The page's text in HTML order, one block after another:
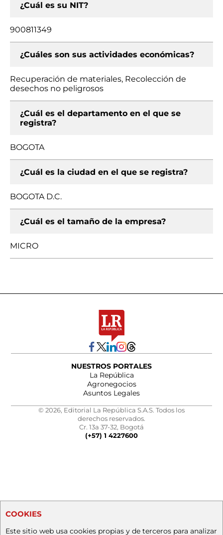
¿Cuál es su NIT?
900811349
¿Cuáles son sus actividades económicas?
Recuperación de materiales, Recolección de
desechos no peligrosos
¿Cuál es el departamento en el que se
registra?
BOGOTA
¿Cuál es la ciudad en el que se registra?
BOGOTA D.C.
¿Cuál es el tamaño de la empresa?
MICRO
NUESTROS PORTALES
La República
Agronegocios
Asuntos Legales
© 2026, Editorial La República S.A.S. Todos los
derechos reservados.
Cr. 13a 37-32, Bogotá
(+57) 1 4227600
COOKIES
Este sitio web usa cookies propias y de terceros para analizar